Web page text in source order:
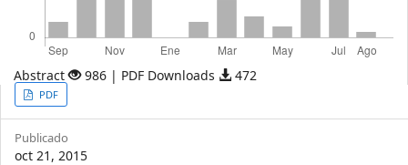
Abstract 986 | PDF Downloads 472
Article
Sidebar
PDF
Publicado
oct 21, 2015